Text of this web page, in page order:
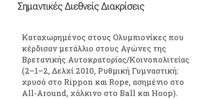
Σημαντικές Διεθνείς Διακρίσεις
Καταχωρημένος στους Ολυμπιονίκες που
κέρδισαν μετάλλιο στους Αγώνες της
Βρετανικής Αυτοκρατορίας/Κοινοπολιτείας
(2–1–2, Δελχί 2010, Ρυθμική Γυμναστική:
χρυσό στο Rippon και Rope, ασημένιο στο
All-Around, χάλκινο στο Ball και Hoop).